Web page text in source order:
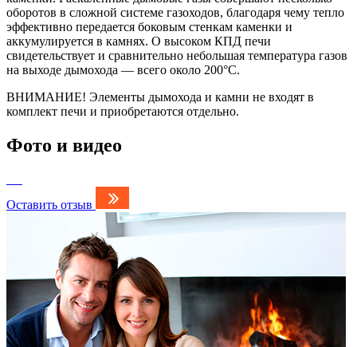
оборотов в сложной системе газоходов, благодаря чему тепло
эффективно передается боковым стенкам каменки и
аккумулируется в камнях. О высоком КПД печи
свидетельствует и сравнительно небольшая температура газов
на выходе дымохода — всего около 200°С.
ВНИМАНИЕ! Элементы дымохода и камни не входят в
комплект печи и приобретаются отдельно.
Фото и видео
Оставить отзыв